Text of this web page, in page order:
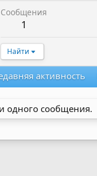
Сообщения
1
Найти
активность
одного сообщения.